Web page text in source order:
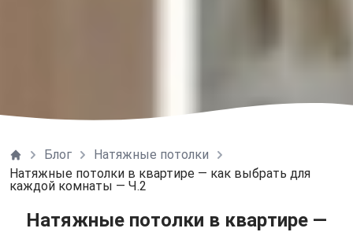
Натяжные потолки в Одессе ТЕКО
Блог
Натяжные потолки
Натяжные потолки в квартире — как выбрать для
каждой комнаты — Ч.2
Натяжные потолки в квартире —